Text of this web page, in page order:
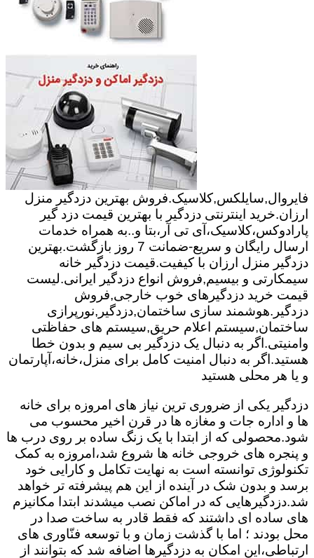
فایروال,سایلکس,کلاسیک.فروش بهترین دزدگیر منزل
ارزان.خرید اینترنتی دزدگیر با بهترین قیمت دزد گیر
پارادوکس،کلاسیک،آی تی آر،بتا و..به همراه خدمات
ارسال رایگان و سریع-ضمانت 7 روز بازگشت.بهترین
دزدگیر منزل ارزان با کیفیت.قیمت دزدگیر خانه
سیمکارتی و بیسیم,فروش انواع دزدگیر ایرانی.لیست
قیمت خرید دزدگیرهای خوب خارجی,فروش
دزدگیر.هوشمند سازی ساختمان,دزدگیر,نورپرازی
ساختمان,سیستم اعلام حریق,سیستم های حفاظتی
وامنیتی.اگر به دنبال یک دزدگیر بی سیم و بدون خطا
هستید.اگر به دنبال امنیت کامل برای منزل،خانه،آپارتمان
و یا هر محلی هستید
دزدگیر یکی از ضروری ترین نیاز های امروزه برای خانه
ها و اداره جات و مغازه ها در قرن اخیر محسوب می
شود.محصولی که از ابتدا با یک زنگ ساده بر روی درب ها
و پنجره های خروجی خانه ها شروع شد،امروزه به کمک
تکنولوژی توانسته است به نهایت تکامل و کارایی خود
برسد و بدون شک در آینده از این هم پیشرفته تر خواهد
شد.دزدگیرهایی که در اماکن نصب میشدند ابتدا مکانیزم
های ساده ای داشتند که فقط قادر به ساخت صدا در
محل بودند ؛ اما با گذشت زمان و با توسعه فنّاوری های
ارتباطی،این امکان به دزدگیرها اضافه شد که بتوانند از